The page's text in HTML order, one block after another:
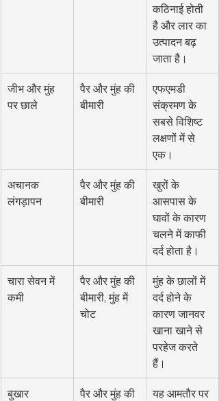
कठिनाई होती
है और लार का
उत्पादन बढ़
जाता है।
जीभ और मुंह
पर छाले
पैर और मुंह की
बीमारी
एफएमडी
संक्रमण के
सबसे विशिष्ट
लक्षणों में से
एक।
अचानक
लंगड़ापन
पैर और मुंह की
बीमारी
खुरों के
आसपास के
घावों के कारण
चलने में काफी
दर्द होता है।
चारा सेवन में
कमी
पैर और मुंह की
बीमारी, मुंह में
चोट
मुंह के छालों में
दर्द होने के
कारण जानवर
खाना खाने से
परहेज करते
हैं।
बुखार
पैर और मुंह की
यह आमतौर पर